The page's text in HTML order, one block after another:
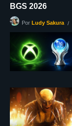
BGS 2026
Por Ludy Sakura